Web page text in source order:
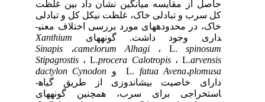
مقایسه میانگین نشان داد بین غلظت
تبادلی خاک، غلظت نیکل کل و تبادلی
مورد بررسی اختلاف معنی­
داشت. گونه­هایXanthium
Alhagi
camelorum ،Sinapis
Calotropis
procera
L.،Stipagrostis
fatua
L.وCynodon
dactylon
بیش­اندوزی از طریق گیاه­
برای سرب، همچنین گونه­های